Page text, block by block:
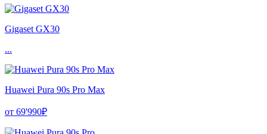
Gigaset GX30
...
Huawei Pura 90s Pro Max
от 69'990₽